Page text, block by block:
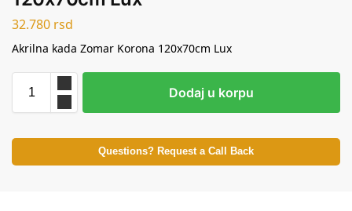
32.780 rsd
Akrilna kada Zomar Korona 120x70cm Lux
Dodaj u korpu
Questions? Request a Call Back